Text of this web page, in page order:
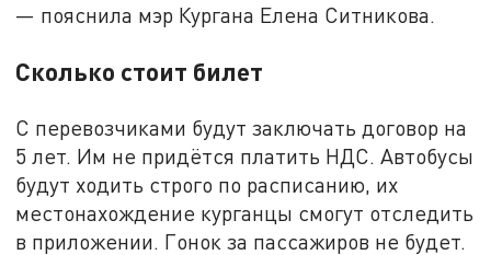
— пояснила мэр Кургана Елена Ситникова.
Сколько стоит билет
С перевозчиками будут заключать договор на
5 лет. Им не придётся платить НДС. Автобусы
будут ходить строго по расписанию, их
местонахождение курганцы смогут отследить
в приложении. Гонок за пассажиров не будет.